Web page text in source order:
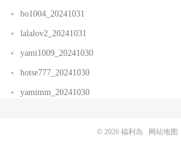
bo1004_20241031
lalalov2_20241031
yami1009_20241030
hotse777_20241030
yamimm_20241030
© 2026 福利岛 网站地图